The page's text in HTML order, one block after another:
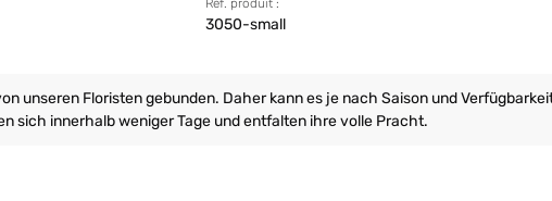
Réf. produit :
3050-small
unseren Floristen gebunden. Daher kann es je nach Saison und
sich innerhalb weniger Tage und entfalten ihre volle Pracht.